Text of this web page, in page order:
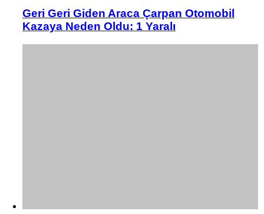
Geri Geri Giden Araca Çarpan Otomobil
Kazaya Neden Oldu: 1 Yaralı